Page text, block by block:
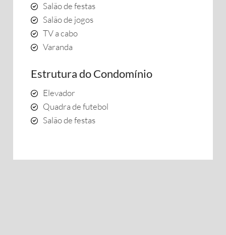
Salão de festas
Salão de jogos
TV a cabo
Varanda
Estrutura do Condomínio
Elevador
Quadra de futebol
Salão de festas